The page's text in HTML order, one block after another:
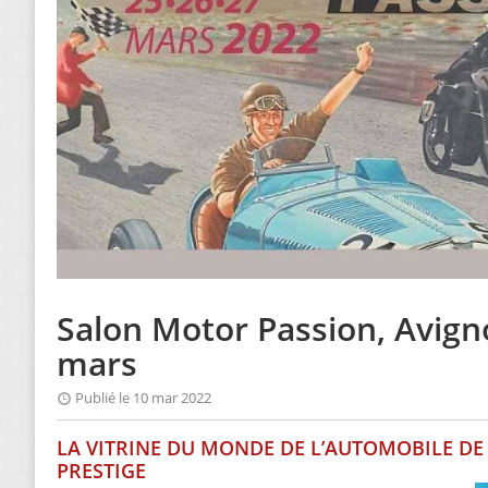
Salon Motor Passion,
mars
Publié le 10 mar 2022
LA VITRINE DU MONDE DE L’AUTOMOBILE
PRESTIGE